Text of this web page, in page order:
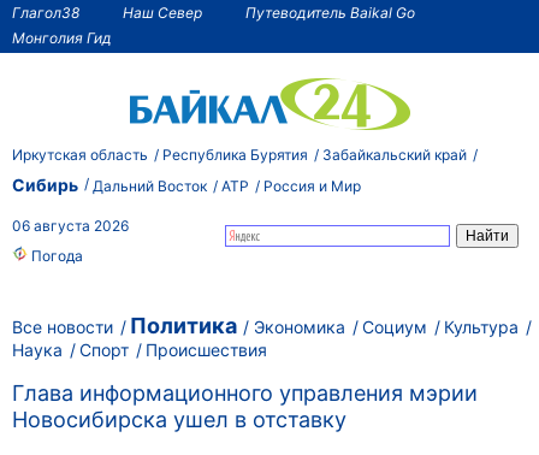
Глагол38 Наш Север
Путеводитель Baikal Go
Монголия Гид
Иркутская область Республика Бурятия Забайкальский край
Сибирь Дальний Восток АТР Россия и Мир
06 августа 2026
Погода
Все новости Политика Экономика Социум
Культура
Наука
Спорт Происшествия
Глава информационного управления мэрии
Новосибирска ушел в отставку